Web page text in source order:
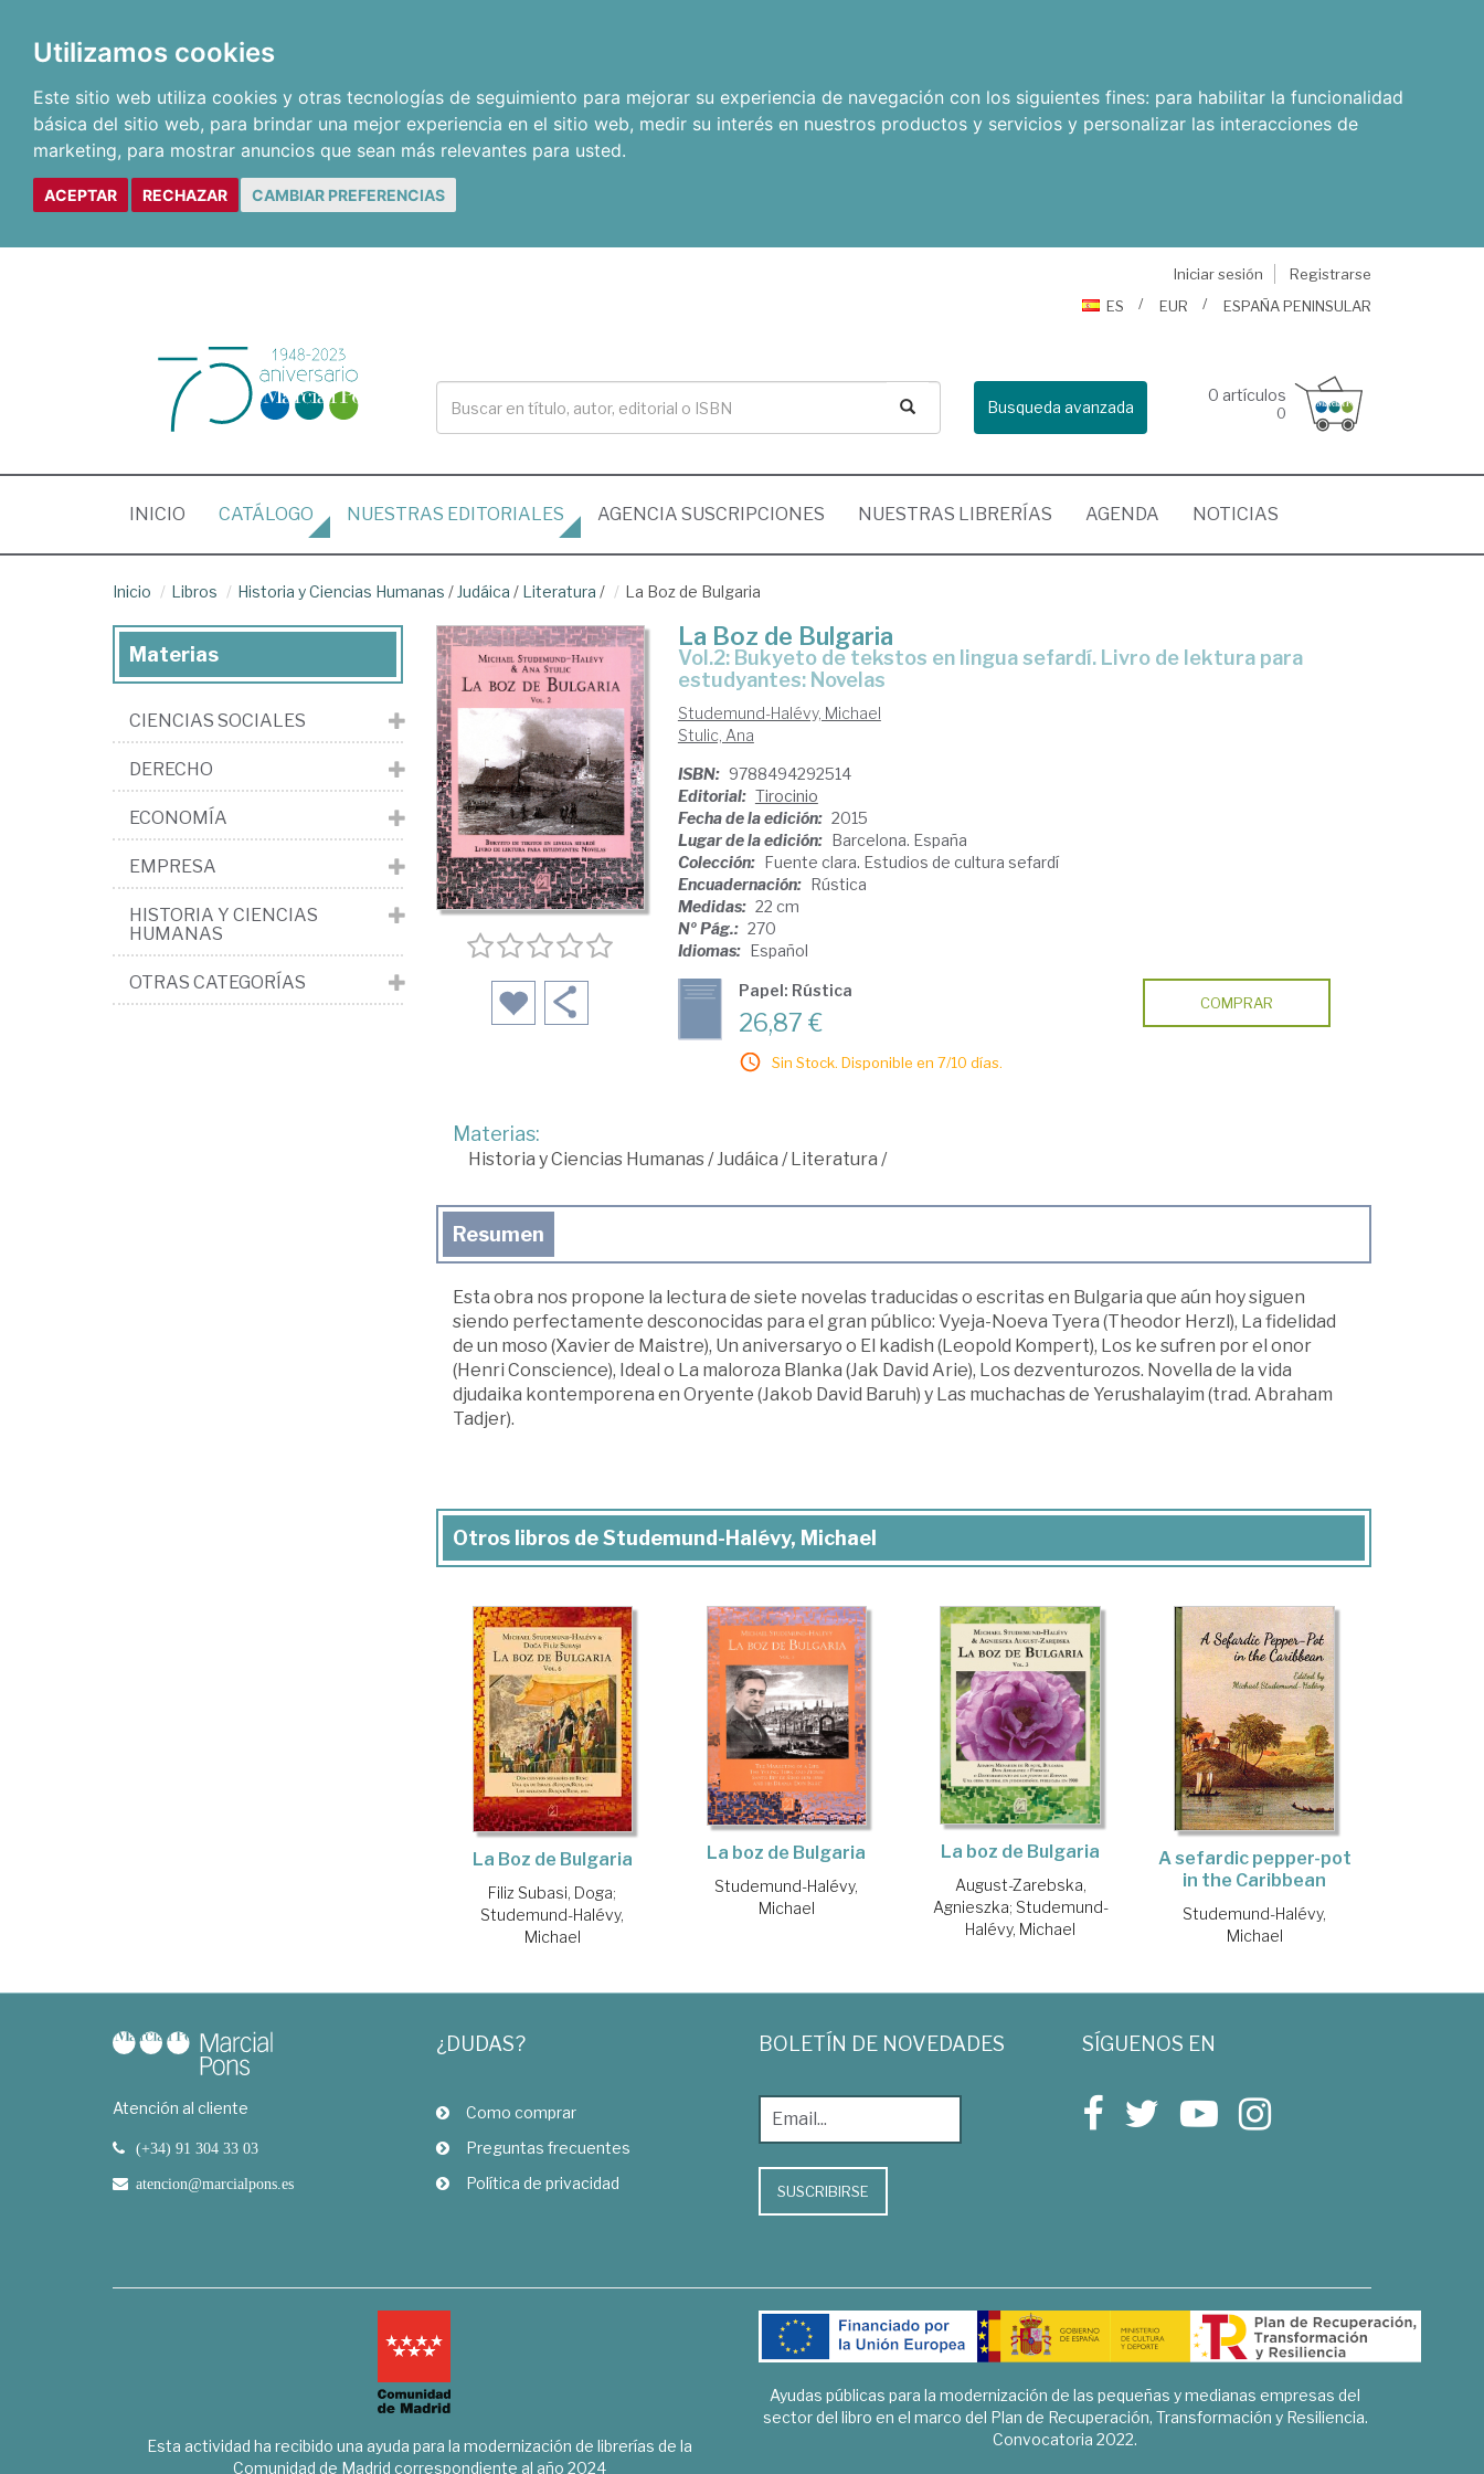
Utilizamos cookies
Este sitio web utiliza cookies y otras tecnologías de seguimiento para mejorar su experiencia de navegación con los siguientes fines: para habilitar la funcionalidad
básica del sitio web, para brindar una mejor experiencia en el sitio web, medir su interés en nuestros productos y servicios y personalizar las interacciones de
marketing, para mostrar anuncios que sean más relevantes para usted.
ACEPTAR RECHAZAR CAMBIAR PREFERENCIAS
Iniciar sesión
Registrarse
ES
EUR ESPAÑA PENINSULAR
Busqueda avanzada
0 artículos
0
INICIO (CURRENT)
CATÁLOGO NUESTRAS EDITORIALES AGENCIA SUSCRIPCIONES NUESTRAS LIBRERÍAS AGENDA NOTICIAS
Inicio Libros Historia y Ciencias Humanas / Judáica / Literatura / La Boz de Bulgaria
La Boz de Bulgaria
Vol.2: Bukyeto de tekstos en lingua sefardí. Livro de lektura para
estudyantes: Novelas
Studemund-Halévy, Michael
Stulic, Ana
ISBN: 9788494292514
Editorial: Tirocinio
Fecha de la edición: 2015
Lugar de la edición: Barcelona. España
Colección: Fuente clara. Estudios de cultura sefardí
Encuadernación: Rústica
Medidas: 22 cm
Nº Pág.: 270
Idiomas: Español
Papel: Rústica
26,87 €
Sin Stock. Disponible en 7/10 días.
COMPRAR
Materias:
Historia y Ciencias Humanas/Judáica /Literatura /
Resumen
Esta obra nos propone la lectura de siete novelas traducidas o escritas en Bulgaria que aún hoy siguen
siendo perfectamente desconocidas para el gran público: Vyeja-Noeva Tyera (Theodor Herzl), La fidelidad
de un moso (Xavier de Maistre), Un aniversaryo o El kadish (Leopold Kompert), Los ke sufren por el onor
(Henri Conscience), Ideal o La maloroza Blanka (Jak David Arie), Los dezventurozos. Novella de la vida
djudaika kontemporena en Oryente (Jakob David Baruh) y Las muchachas de Yerushalayim (trad. Abraham
Tadjer).
Otros libros de Studemund-Halévy, Michael
La Boz de Bulgaria
Filiz Subasi, Doga;
Studemund-Halévy,
Michael
La boz de Bulgaria
Studemund-Halévy,
Michael
La boz de Bulgaria
August-Zarebska,
Agnieszka; Studemund-
Halévy, Michael
A sefardic pepper-pot
in the Caribbean
Studemund-Halévy,
Michael
Materias
CIENCIAS SOCIALES
DERECHO
ECONOMÍA
EMPRESA
HISTORIA Y CIENCIAS
HUMANAS
OTRAS CATEGORÍAS
Atención al cliente
(+34) 91 304 33 03
atencion@marcialpons.es
¿DUDAS?
Como comprar
Preguntas frecuentes
Política de privacidad
BOLETÍN DE NOVEDADES
SUSCRIBIRSE
SÍGUENOS EN
Esta actividad ha recibido una ayuda para la modernización de librerías de la
Comunidad de Madrid correspondiente al año 2024
Ayudas públicas para la modernización de las pequeñas y medianas empresas del
sector del libro en el marco del Plan de Recuperación, Transformación y Resiliencia.
Convocatoria 2022.